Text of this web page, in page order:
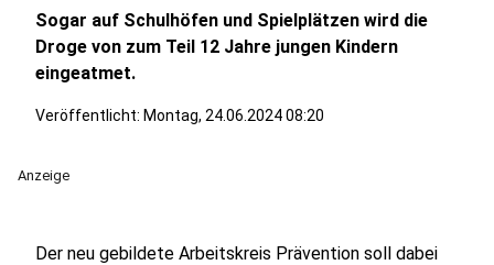
Sogar auf Schulhöfen und Spielplätzen wird die
Droge von zum Teil 12 Jahre jungen Kindern
eingeatmet.
Veröffentlicht: Montag, 24.06.2024 08:20
Anzeige
Der neu gebildete Arbeitskreis Prävention soll dabei